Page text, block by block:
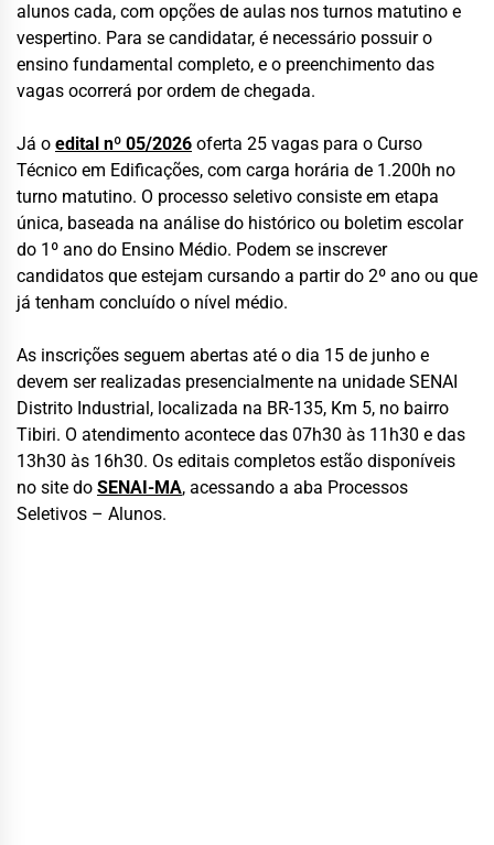
alunos cada, com opções de aulas nos turnos matutino e
vespertino. Para se candidatar, é necessário possuir o
ensino fundamental completo, e o preenchimento das
vagas ocorrerá por ordem de chegada.
Já o edital nº 05/2026 oferta 25 vagas para o Curso
Técnico em Edificações, com carga horária de 1.200h no
turno matutino. O processo seletivo consiste em etapa
única, baseada na análise do histórico ou boletim escolar
do 1º ano do Ensino Médio. Podem se inscrever
candidatos que estejam cursando a partir do 2º ano ou que
já tenham concluído o nível médio.
As inscrições seguem abertas até o dia 15 de junho e
devem ser realizadas presencialmente na unidade SENAI
Distrito Industrial, localizada na BR-135, Km 5, no bairro
Tibiri. O atendimento acontece das 07h30 às 11h30 e das
13h30 às 16h30. Os editais completos estão disponíveis
no site do SENAI-MA, acessando a aba Processos
Seletivos – Alunos.